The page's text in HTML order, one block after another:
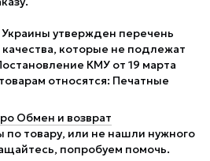
утвержден перечень
которые не подлежат
КМУ от 19 марта
относятся: Печатные
Обмен и возврат
по товару, или не нашли нужного
попробуем помочь.